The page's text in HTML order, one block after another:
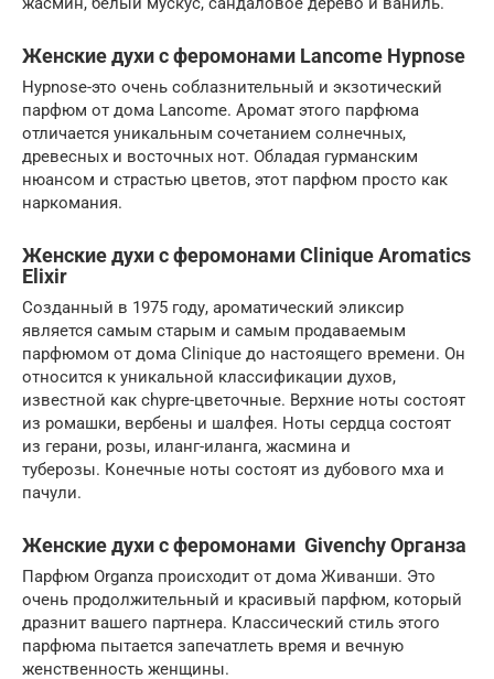
Женские духи с феромонами Lancome Hypnose
Hypnose-это очень соблазнительный и экзотический
парфюм от дома Lancome. Аромат этого парфюма
отличается уникальным сочетанием солнечных,
древесных и восточных нот. Обладая гурманским
нюансом и страстью цветов, этот парфюм просто как
наркомания.
Женские духи с феромонами Clinique Aromatics
Elixir
Созданный в 1975 году, ароматический эликсир
является самым старым и самым продаваемым
парфюмом от дома Clinique до настоящего времени. Он
относится к уникальной классификации духов,
известной как chypre-цветочные. Верхние ноты состоят
из ромашки, вербены и шалфея. Ноты сердца состоят
из герани, розы, иланг-иланга, жасмина и
туберозы. Конечные ноты состоят из дубового мха и
пачули.
Женские духи с феромонами Givenchy Органза
Парфюм Organza происходит от дома Живанши. Это
очень продолжительный и красивый парфюм, который
дразнит вашего партнера. Классический стиль этого
парфюма пытается запечатлеть время и вечную
женственность женщины.